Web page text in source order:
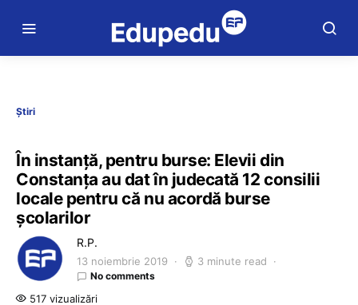
Știri
În instanță, pentru burse: Elevii din
Constanța au dat în judecată 12 consilii
locale pentru că nu acordă burse
școlarilor
R.P.
13 noiembrie 2019 3 minute read
No comments
517 vizualizări